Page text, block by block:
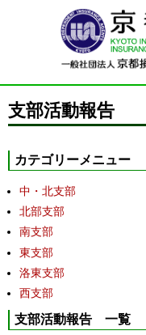
支部活動報告
カテゴリーメニュー
中・北支部
北部支部
南支部
東支部
洛東支部
西支部
支部活動報告 一覧